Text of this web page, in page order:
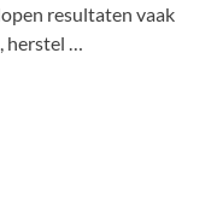
resultaten vaak
…